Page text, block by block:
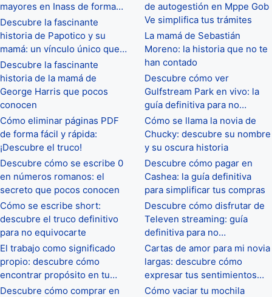
mayores en Inass de forma…
Descubre la fascinante
historia de Papotico y su
mamá: un vínculo único que…
Descubre la fascinante
historia de la mamá de
George Harris que pocos
conocen
Cómo eliminar páginas PDF
de forma fácil y rápida:
¡Descubre el truco!
Descubre cómo se escribe 0
en números romanos: el
secreto que pocos conocen
Cómo se escribe short:
descubre el truco definitivo
para no equivocarte
El trabajo como significado
propio: descubre cómo
encontrar propósito en tu…
Descubre cómo comprar en
de autogestión en Mppe Gob
Ve simplifica tus trámites
La mamá de Sebastián
Moreno: la historia que no te
han contado
Descubre cómo ver
Gulfstream Park en vivo: la
guía definitiva para no…
Cómo se llama la novia de
Chucky: descubre su nombre
y su oscura historia
Descubre cómo pagar en
Cashea: la guía definitiva
para simplificar tus compras
Descubre cómo disfrutar de
Televen streaming: guía
definitiva para no…
Cartas de amor para mi novia
largas: descubre cómo
expresar tus sentimientos…
Cómo vaciar tu mochila